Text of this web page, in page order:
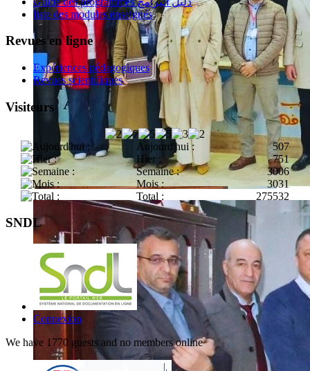
liste des modules enseignés
Revues en ligne
Expériences pédagogiques
Revues scientifiques
Visiteurs
Aujourd'hui :
507
Hier :
751
Semaine :
3006
Mois :
3031
Total :
275532
SNDL
Connexion
We have 1770 guests and no members online